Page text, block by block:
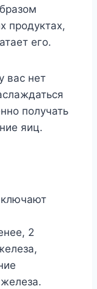
продуктах,
его.
вас нет
получать
яиц.
2